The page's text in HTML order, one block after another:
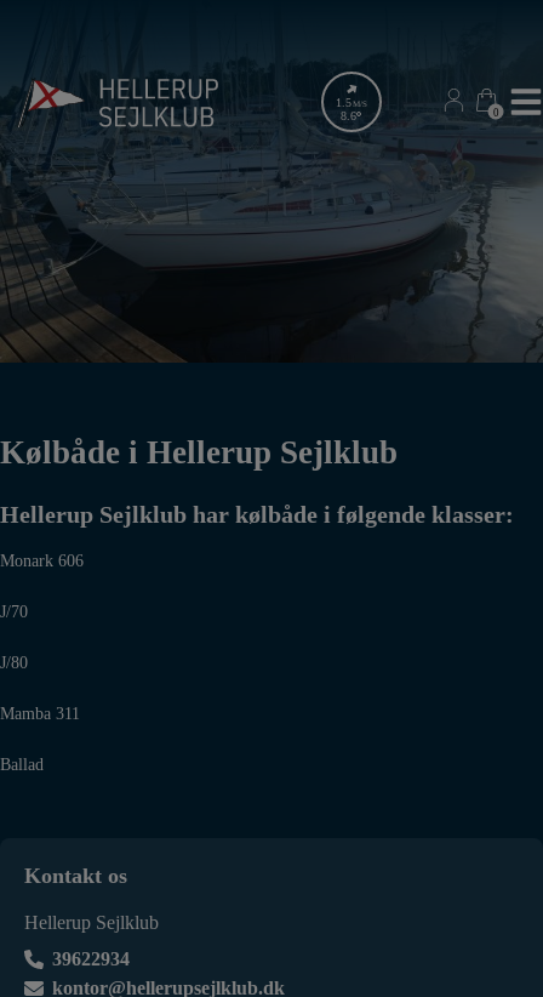
00
1.5M/S
8.6
Kølbåde i Hellerup Sejlklub
Hellerup Sejlklub har kølbåde i følgende klasser:
Monark 606
J/70
J/80
Mamba 311
Ballad
Kontakt os
Hellerup Sejlklub
39622934
kontor@hellerupsejlklub.dk